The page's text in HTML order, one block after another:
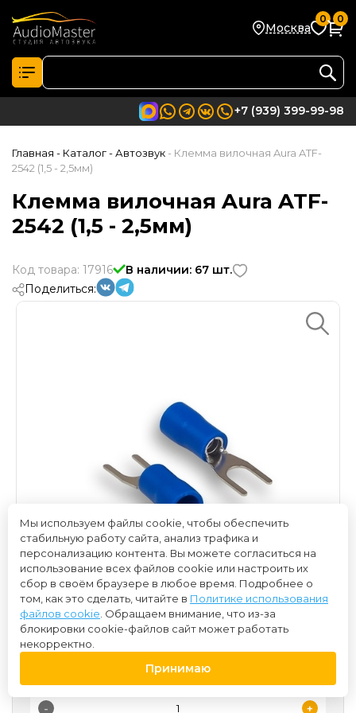
Москва
0 0
+7 (939) 399-99-98
Главная - Каталог- Автозвук - Клемма вилочная Aura ATF-
2542 (1,5 - 2,5мм)
Клемма вилочная Aura ATF-
2542 (1,5 - 2,5мм)
Код товара: 17916
В наличии: 67 шт.
Поделиться:
- +
Мы используем файлы cookie, чтобы обеспечить
стабильную работу сайта, анализ трафика и
персонализацию контента. Вы можете согласиться на
использование всех файлов cookie или настроить их
сбор в своём браузере в любое время. Подробнее о
том, как это сделать, читайте в Политике использования
файлов cookie . Обращаем внимание, что из-за
блокировки cookie-файлов сайт может работать
некорректно.
Принимаю